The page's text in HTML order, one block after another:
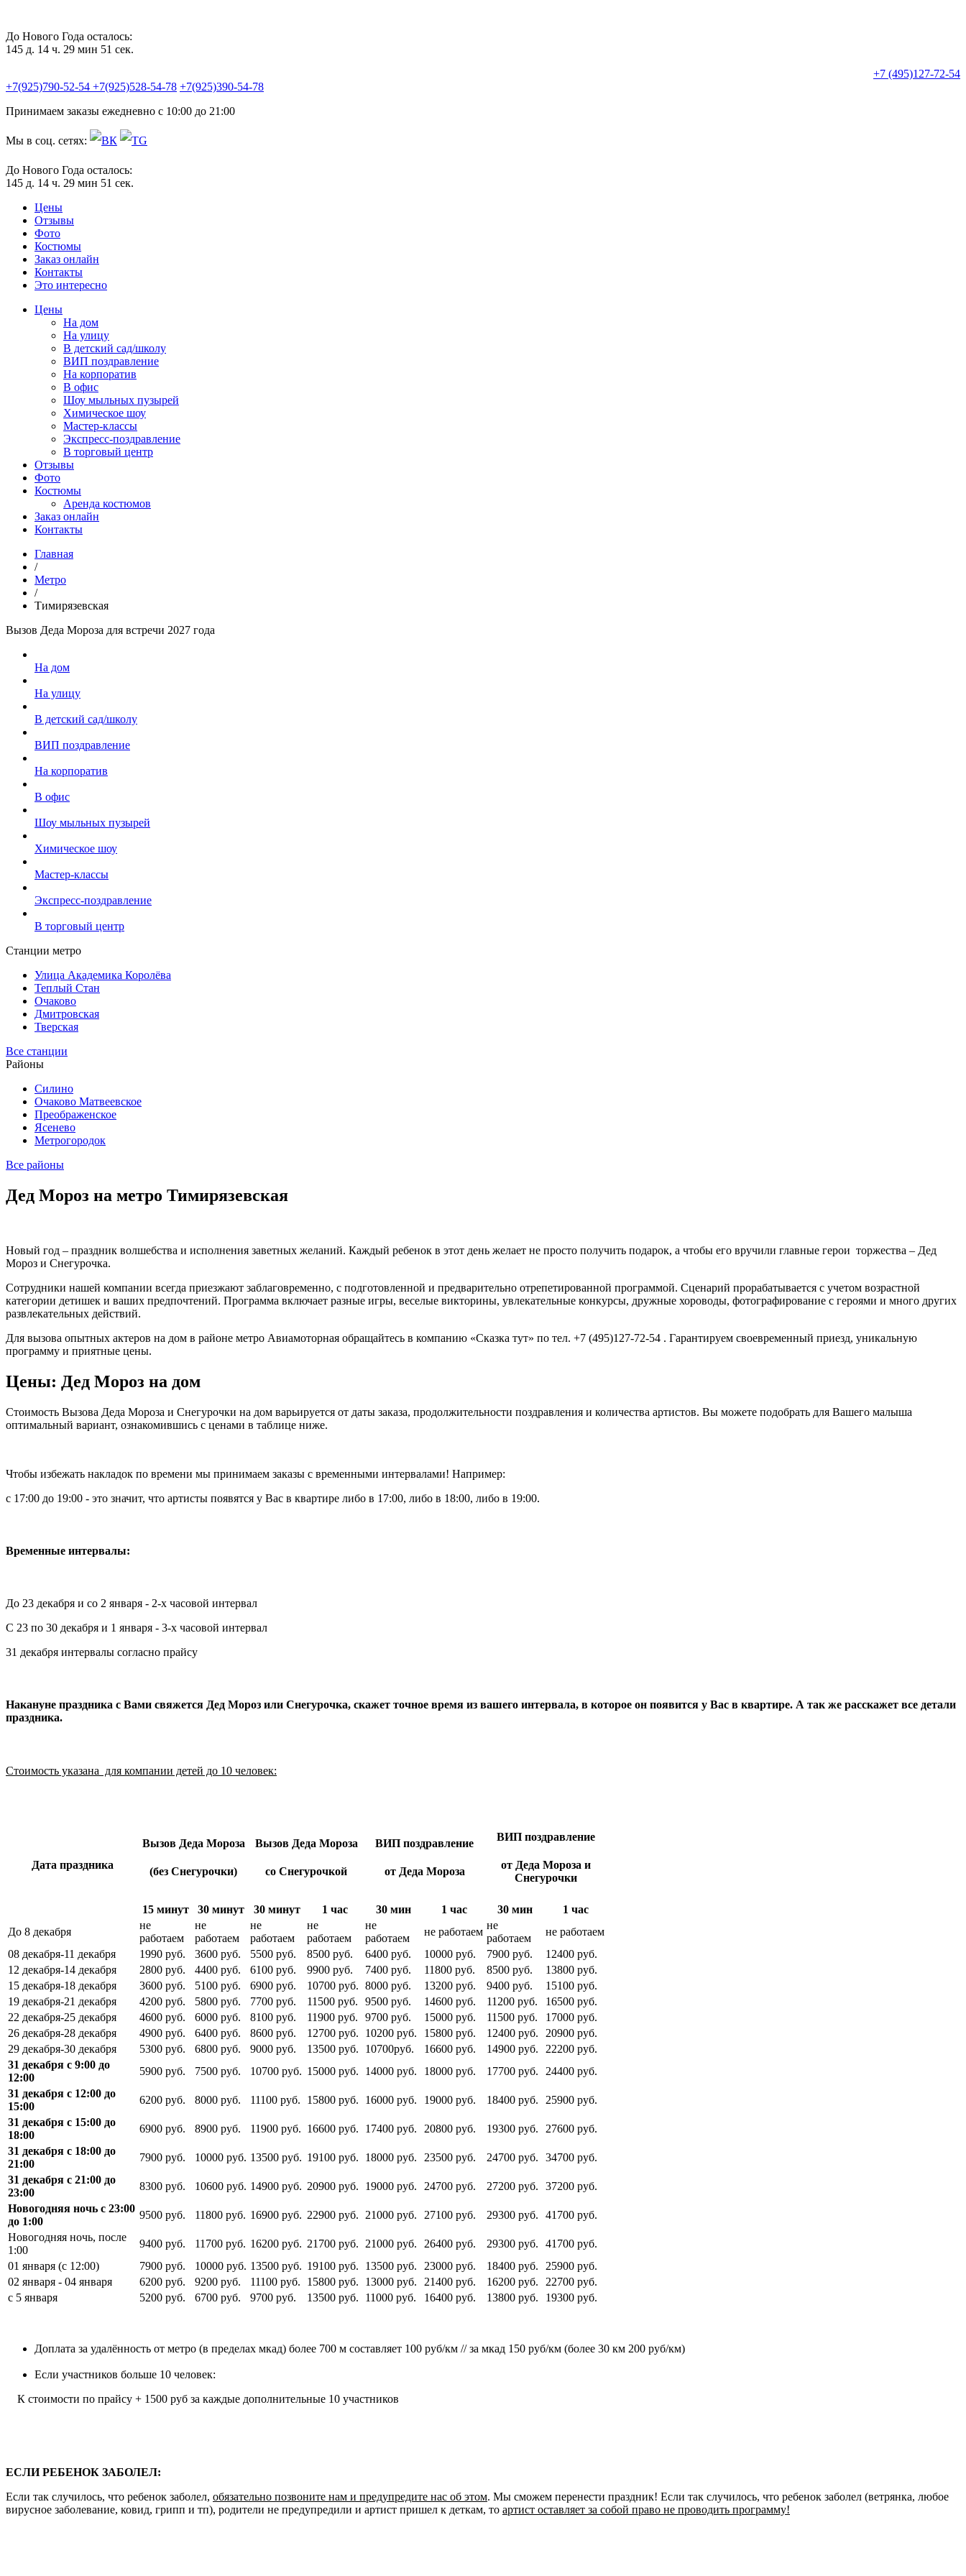
До Нового Года осталось:
145 д. 14 ч. 29 мин 50 сек.
+7 (495)127-72-54
+7(925)790-52-54 +7(925)528-54-78 +7(925)390-54-78
Принимаем заказы ежедневно с 10:00 до 21:00
Мы в соц. сетях:
До Нового Года осталось:
145 д. 14 ч. 29 мин 50 сек.
Цены
Отзывы
Фото
Костюмы
Заказ онлайн
Контакты
Это интересно
Цены
На дом
На улицу
В детский сад/школу
ВИП поздравление
На корпоратив
В офис
Шоу мыльных пузырей
Химическое шоу
Мастер-классы
Экспресс-поздравление
В торговый центр
Отзывы
Фото
Костюмы
Аренда костюмов
Заказ онлайн
Контакты
Главная
/
Метро
/
Тимирязевская
Вызов Дeда Мороза для встречи 2027 года
На дом
На улицу
В детский сад/школу
ВИП поздравление
На корпоратив
В офис
Шоу мыльных пузырей
Химическое шоу
Мастер-классы
Экспресс-поздравление
В торговый центр
Станции метро
Улица Академика Королёва
Теплый Стан
Очаково
Дмитровская
Тверская
Все станции
Районы
Силино
Очаково Матвеевское
Преображенское
Ясенево
Метрогородок
Все районы
Дед Мороз на метро Тимирязевская
Новый год – праздник волшебства и исполнения заветных желаний. Каждый ребенок в этот день желает не просто получить подарок, а чтобы его вручили главные герои торжества – Дед
Мороз и Снегурочка.
Сотрудники нашей компании всегда приезжают заблаговременно, с подготовленной и предварительно отрепетированной программой. Сценарий прорабатывается с учетом возрастной
категории детишек и ваших предпочтений. Программа включает разные игры, веселые викторины, увлекательные конкурсы, дружные хороводы, фотографирование с героями и много других
развлекательных действий.
Для вызова опытных актеров на дом в районе метро Авиамоторная обращайтесь в компанию «Сказка тут» по тел. +7 (495)127-72-54 . Гарантируем своевременный приезд, уникальную
программу и приятные цены.
Цены: Дед Мороз на дом
Стоимость Вызова Деда Мороза и Снегурочки на дом варьируется от даты заказа, продолжительности поздравления и количества артистов. Вы можете подобрать для Вашего малыша
оптимальный вариант, ознакомившись с ценами в таблице ниже.
Чтобы избежать накладок по времени мы принимаем заказы с временными интервалами! Например:
с 17:00 до 19:00 - это значит, что артисты появятся у Вас в квартире либо в 17:00, либо в 18:00, либо в 19:00.
Временные интервалы:
До 23 декабря и со 2 января - 2-х часовой интервал
С 23 по 30 декабря и 1 января - 3-х часовой интервал
31 декабря интервалы согласно прайсу
Накануне праздника с Вами свяжется Дед Мороз или Снегурочка, скажет точное время из вашего интервала, в которое он появится у Вас в квартире. А так же расскажет все детали
праздника.
Стоимость указана для компании детей до 10 человек:
Дата праздника
Вызов Деда Мороза
(без Снегурочки)
Вызов Деда Мороза
со Снегурочкой
ВИП поздравление
от Деда Мороза
ВИП поздравление
от Деда Мороза и
Снегурочки
15 минут 30 минут 30 минут 1 час 30 мин 1 час 30 мин
1 час
До 8 декабря
не
работаем
не
работаем
не
работаем
не
работаем
не
работаем
не работаем
не
работаем
не работаем
08 декабря-11 декабря
1990 руб. 3600 руб. 5500 руб. 8500 руб. 6400 руб. 10000 руб. 7900 руб.
12400 руб.
12 декабря-14 декабря
2800 руб. 4400 руб. 6100 руб. 9900 руб. 7400 руб. 11800 руб. 8500 руб.
13800 руб.
15 декабря-18 декабря
3600 руб. 5100 руб. 6900 руб. 10700 руб. 8000 руб. 13200 руб. 9400 руб.
15100 руб.
19 декабря-21 декабря
4200 руб. 5800 руб. 7700 руб. 11500 руб. 9500 руб. 14600 руб. 11200 руб.
16500 руб.
22 декабря-25 декабря
4600 руб. 6000 руб. 8100 руб. 11900 руб. 9700 руб. 15000 руб. 11500 руб.
17000 руб.
26 декабря-28 декабря
4900 руб. 6400 руб. 8600 руб. 12700 руб. 10200 руб. 15800 руб. 12400 руб.
20900 руб.
29 декабря-30 декабря
5300 руб. 6800 руб. 9000 руб. 13500 руб. 10700руб. 16600 руб. 14900 руб.
22200 руб.
31 декабря с 9:00 до
12:00
5900 руб. 7500 руб. 10700 руб. 15000 руб. 14000 руб. 18000 руб. 17700 руб.
24400 руб.
31 декабря с 12:00 до
15:00
6200 руб. 8000 руб. 11100 руб. 15800 руб. 16000 руб. 19000 руб. 18400 руб.
25900 руб.
31 декабря с 15:00 до
18:00
6900 руб. 8900 руб. 11900 руб. 16600 руб. 17400 руб. 20800 руб. 19300 руб.
27600 руб.
31 декабря с 18:00 до
21:00
7900 руб. 10000 руб. 13500 руб. 19100 руб. 18000 руб. 23500 руб. 24700 руб.
34700 руб.
31 декабря с 21:00 до
23:00
8300 руб. 10600 руб. 14900 руб. 20900 руб. 19000 руб. 24700 руб. 27200 руб.
37200 руб.
Новогодняя ночь с 23:00
до 1:00
9500 руб. 11800 руб. 16900 руб. 22900 руб. 21000 руб. 27100 руб. 29300 руб.
41700 руб.
Новогодняя ночь, после
1:00
9400 руб. 11700 руб. 16200 руб. 21700 руб. 21000 руб. 26400 руб. 29300 руб.
41700 руб.
01 января (с 12:00)
7900 руб. 10000 руб. 13500 руб. 19100 руб. 13500 руб. 23000 руб. 18400 руб.
25900 руб.
02 января - 04 января
6200 руб. 9200 руб. 11100 руб. 15800 руб. 13000 руб. 21400 руб. 16200 руб.
22700 руб.
с 5 января
5200 руб. 6700 руб. 9700 руб. 13500 руб. 11000 руб. 16400 руб. 13800 руб. 19300 руб.
Доплата за удалённость от метро (в пределах мкад) более 700 м составляет 100 руб/км // за мкад 150 руб/км (более 30 км 200 руб/км)
Если участников больше 10 человек:
К стоимости по прайсу + 1500 руб за каждые дополнительные 10 участников
ЕСЛИ РЕБЕНОК ЗАБОЛЕЛ:
Если так случилось, что ребенок заболел, обязательно позвоните нам и предупредите нас об этом. Мы сможем перенести праздник! Если так случилось, что ребенок заболел (ветрянка, любое
вирусное заболевание, ковид, грипп и тп), родители не предупредили и артист пришел к деткам, то артист оставляет за собой право не проводить программу!